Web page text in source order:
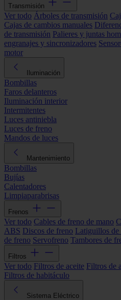
Transmisión
Ver todo Árboles de transmisión
Cajas de cambios manuales
de transmisión Palieres y juntas
engranajes y sincronizadores
motor
Iluminación
Bombillas
Faros delanteros
Iluminación interior
Intermitentes
Luces antiniebla
Luces de freno
Mandos de luces
Mantenimiento
Bombillas
Bujías
Calentadores
Limpiaparabrisas
Frenos
Ver todo Cables de freno de mano
ABS Discos de freno Latiguillos de
de freno Servofreno Tambores de
Filtros
Ver todo Filtros de aceite Filtros de
Filtros de habitáculo
Sistema Eléctrico